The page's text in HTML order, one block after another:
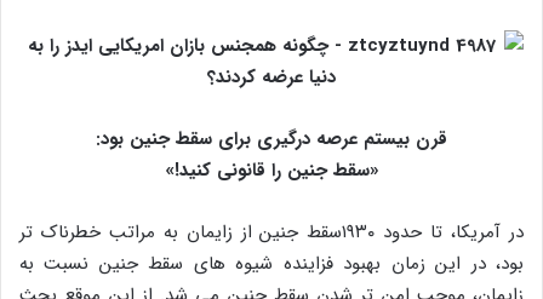
قرن بیستم عرصه درگیری برای سقط جنین بود:
«سقط جنین را قانونی کنید!»
در آمریکا، تا حدود ۱۹۳۰سقط جنین از زایمان به مراتب خطرناک‌ تر
بود، در این زمان بهبود فزاینده شیوه‌ های سقط جنین نسبت به